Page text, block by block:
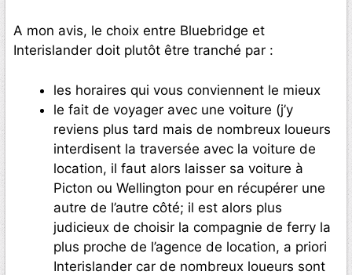
A mon avis, le choix entre Bluebridge et
Interislander doit plutôt être tranché par :
les horaires qui vous conviennent le mieux
le fait de voyager avec une voiture (j’y
reviens plus tard mais de nombreux loueurs
interdisent la traversée avec la voiture de
location, il faut alors laisser sa voiture à
Picton ou Wellington pour en récupérer une
autre de l’autre côté; il est alors plus
judicieux de choisir la compagnie de ferry la
plus proche de l’agence de location, a priori
Interislander car de nombreux loueurs sont